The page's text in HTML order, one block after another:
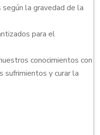
la gravedad de la
para el
conocimientos con
sufrimientos y curar la